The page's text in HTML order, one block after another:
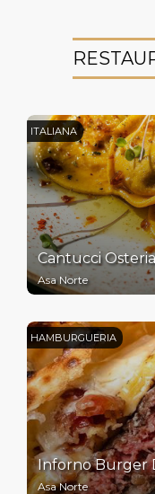
ITALIANA
Cantucci
Asa Norte
HAMBURGUERIA
Inforno Burger
Asa Norte